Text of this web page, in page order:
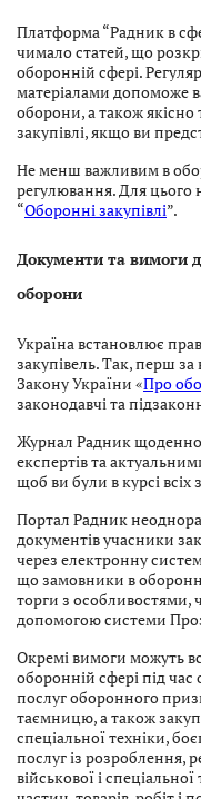
Платформа “Радник в
чимало статей, що
оборонній сфері.
матеріалами допоможе
оборони, а також
закупівлі, якщо ви
Не менш важливим в
регулювання. Для цього
“Оборонні закупівлі”.
Документи та вимоги
оборони
Україна встановлює
закупівель. Так, перш
Закону України «Про
законодавчі та
Журнал Радник щоденно
експертів та
щоб ви були в курсі всіх
Портал Радник
документів учасники
через електронну
що замовники в
торги з особливостями,
допомогою системи
Окремі вимоги можуть
оборонній сфері під час
послуг оборонного
таємницю, а також
спеціальної техніки,
послуг із розроблення,
військової і